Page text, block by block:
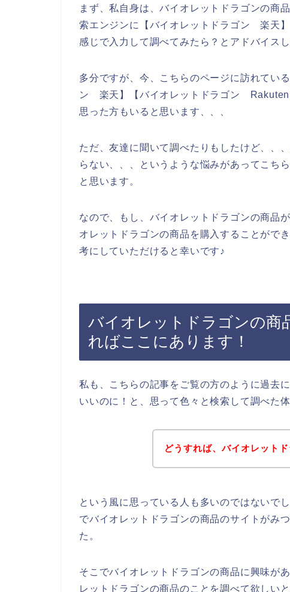
まず、私自身は、バイオレットドラゴンの商
索エンジンに【バイオレットドラゴン 楽天
感じで入力して調べてみたら？とアドバイス
多分ですが、今、こちらのページに訪れてい
ン 楽天】【バイオレットドラゴン Rakuten
思った方もいると思います、、、
ただ、友達に聞いて調べたりもしたけど、、
らない、、、というような悩みがあってこち
と思います。
なので、もし、バイオレットドラゴンの商品
オレットドラゴンの商品を購入することがで
考にしていただけると幸いです♪
バイオレットドラゴンの商
ればここにあります！
私も、こちらの記事をご覧の方のように過去
いいのに！と、思って色々と検索して調べた
どうすれば、バイオレット
という風に思っている人も多いのではないで
でバイオレットドラゴンの商品のサイトがみ
た。
そこでバイオレットドラゴンの商品に興味が
レットドラゴンの商品のことを調べて欲しい